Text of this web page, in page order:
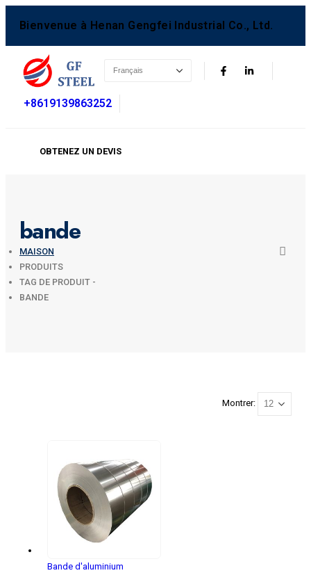
Bienvenue à Henan Gengfei Industrial Co., Ltd.
+8619139863252
OBTENEZ UN DEVIS
bande
MAISON
PRODUITS
TAG DE PRODUIT -
BANDE
Montrer:
Bande d'aluminium